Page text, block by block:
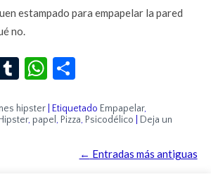
estampado para empapelar la pared
no.
TumblrWhatsApp
hipster |Etiquetado Empapelar,
, papel , Pizza, Psicodélico
Deja un
← Entradas más antiguas